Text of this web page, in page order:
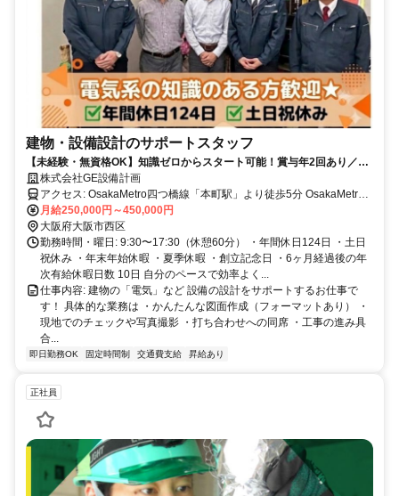
建物・設備設計のサポートスタッフ
【未経験・無資格OK】知識ゼロからスタート可能！賞与年2回あり／年
間休日124日！各種手当充実＆サポート体制バツグン◎イチから学べて
安心して働ける環境です。
株式会社GE設備計画
アクセス: OsakaMetro四つ橋線「本町駅」より徒歩5分 OsakaMetro
中央線「本町駅」より徒歩8分 OsakaMetro御堂筋線「本町駅」
OsakaMetro四つ橋線「四ツ橋駅」 OsakaMetro御堂筋線「心斎橋
駅」
月給250,000円～450,000円
大阪府大阪市西区
勤務時間・曜日: 9:30〜17:30（休憩60分） ・年間休日124日 ・土日
祝休み ・年末年始休暇 ・夏季休暇 ・創立記念日 ・6ヶ月経過後の年
次有給休暇日数 10日 ⾃分のペースで効率よく...
仕事内容: 建物の「電気」など 設備の設計をサポートするお仕事で
す！ 具体的な業務は ・かんたんな図面作成（フォーマットあり） ・
現地でのチェックや写真撮影 ・打ち合わせへの同席 ・工事の進み具
合...
即日勤務OK 固定時間制 交通費支給 昇給あり
正社員